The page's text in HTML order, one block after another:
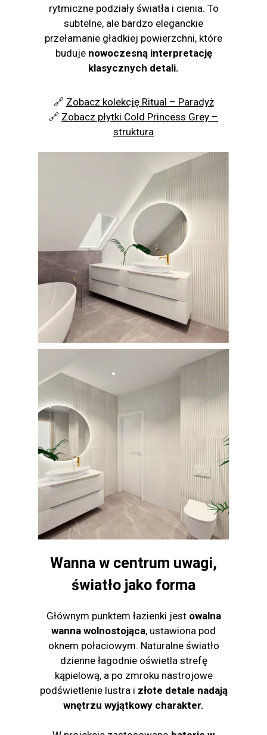
rytmiczne podziały światła i cienia. To
subtelne, ale bardzo eleganckie
przełamanie gładkiej powierzchni, które
buduje nowoczesną interpretację
klasycznych detali.
🔗 Zobacz kolekcję Ritual – Paradyż
🔗 Zobacz płytki Cold Princess Grey –
struktura
Wanna w centrum uwagi,
światło jako forma
Głównym punktem łazienki jest owalna
wanna wolnostojąca, ustawiona pod
oknem połaciowym. Naturalne światło
dzienne łagodnie oświetla strefę
kąpielową, a po zmroku nastrojowe
podświetlenie lustra i złote detale nadają
wnętrzu wyjątkowy charakter.